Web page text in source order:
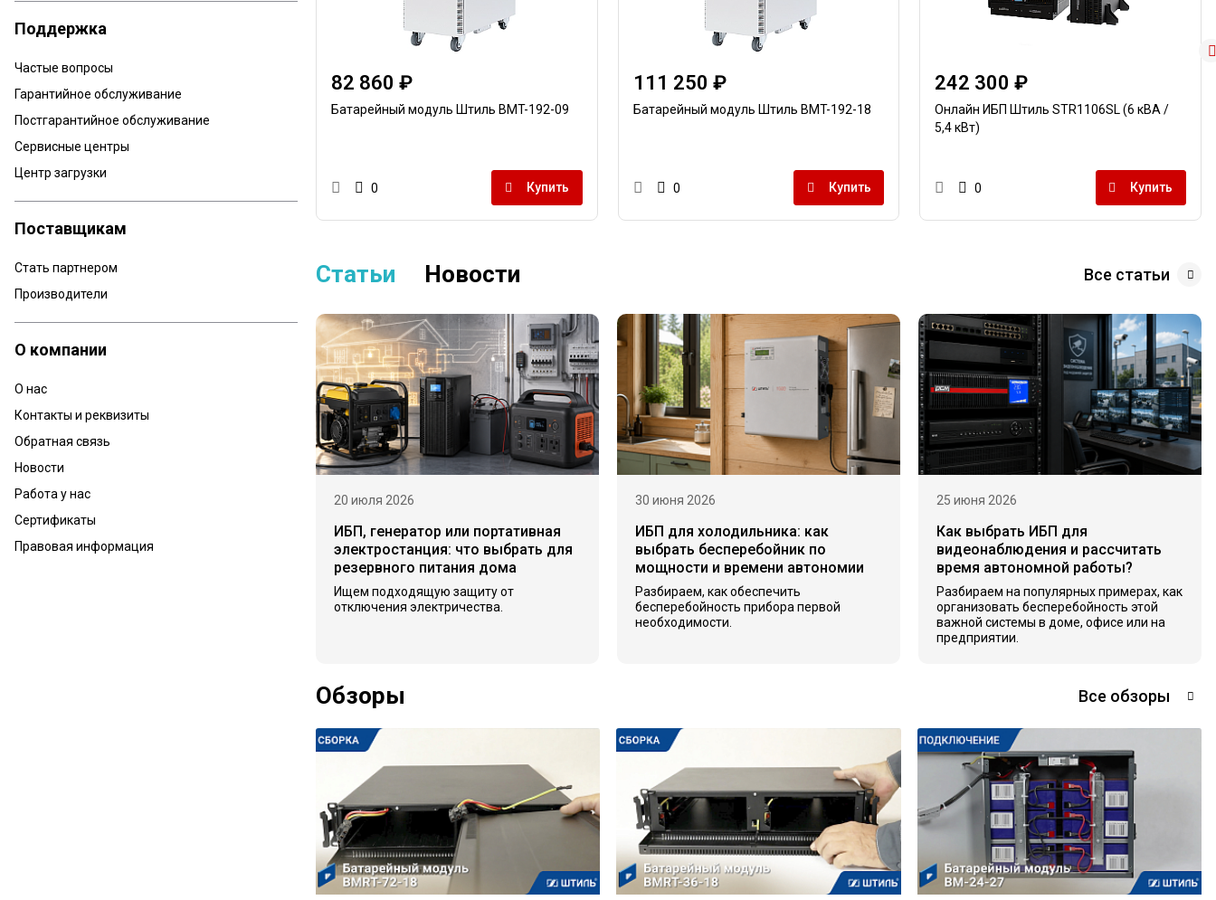
Поддержка
Частые вопросы
Гарантийное обслуживание
Постгарантийное обслуживание
Сервисные центры
Центр загрузки
Поставщикам
Стать партнером
Производители
О компании
О нас
Контакты и реквизиты
Обратная связь
Новости
Работа у нас
Сертификаты
Правовая информация
82 860 ₽
Батарейный модуль Штиль BMT-192-09
0 Купить
111 250 ₽
Батарейный модуль Штиль BMT-192-18
0 Купить
242 300 ₽
Онлайн ИБП Штиль STR1106SL (6 кВА /
5,4 кВт)
0 Купить
Статьи Новости Все статьи
20 июля 2026
ИБП, генератор или портативная
электростанция: что выбрать для
резервного питания дома
Ищем подходящую защиту от
отключения электричества.
30 июня 2026
ИБП для холодильника: как
выбрать бесперебойник по
мощности и времени автономии
Разбираем, как обеспечить
бесперебойность прибора первой
необходимости.
25 июня 2026
Как выбрать ИБП для
видеонаблюдения и рассчитать
время автономной работы?
Разбираем на популярных примерах, как
организовать бесперебойность этой
важной системы в доме, офисе или на
предприятии.
Обзоры Все обзоры